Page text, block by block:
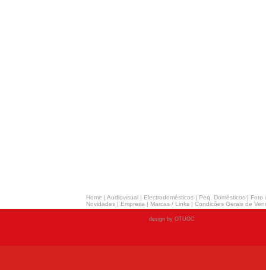
Home | Audiovisual | Electrodomésticos | Peq. Domésticos | Foto
Novidades | Empresa | Marcas / Links | Condicões Gerais de
design by OTUOC